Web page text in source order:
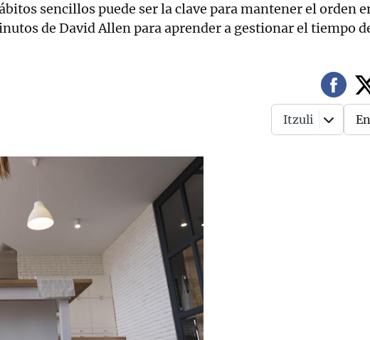
sencillos puede ser la clave para mantener el orden
de David Allen para aprender a gestionar el tiempo
Itzuli